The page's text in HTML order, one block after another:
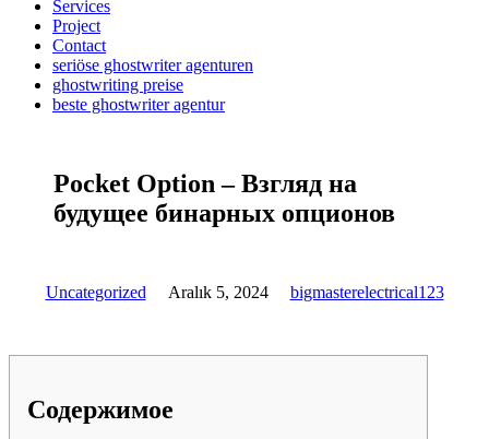
Services
Project
Contact
seriöse ghostwriter agenturen
ghostwriting preise
beste ghostwriter agentur
Pocket Option – Взгляд на
будущее бинарных опционов
Aralık 5, 2024 bigmasterelectrical123
Uncategorized
Содержимое